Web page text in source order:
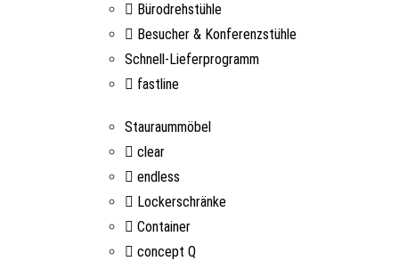
Bürodrehstühle
Besucher & Konferenzstühle
Schnell-Lieferprogramm
fastline
Stauraummöbel
clear
endless
Lockerschränke
Container
concept Q